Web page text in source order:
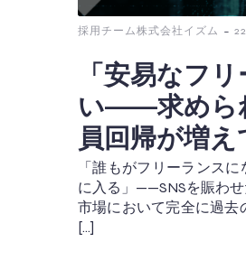
採用チーム株式会社イズム -
「安易なフ
い——求めら
員回帰が増
「誰もがフリーランス
に入る」——SNSを賑わ
市場において完全に過去
[…]